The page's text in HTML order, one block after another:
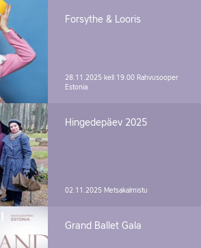
Forsythe & Looris
28.11.2025 kell 19.00 Rahvusooper
Estonia
Hingedepäev 2025
02.11.2025 Metsakalmistu
Grand Ballet Gala